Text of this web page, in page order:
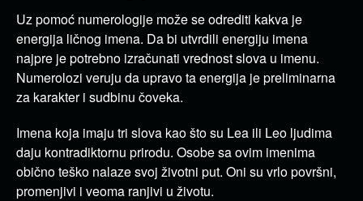
Uz pomoć numerologije može se odrediti kakva je
energija ličnog imena. Da bi utvrdili energiju imena
najpre je potrebno izračunati vrednost slova u imenu.
Numerolozi veruju da upravo ta energija je preliminarna
za karakter i sudbinu čoveka.
Imena koja imaju tri slova kao što su Lea ili Leo ljudima
daju kontradiktornu prirodu. Osobe sa ovim imenima
obično teško nalaze svoj životni put. Oni su vrlo površni,
promenjivi i veoma ranjivi u životu.